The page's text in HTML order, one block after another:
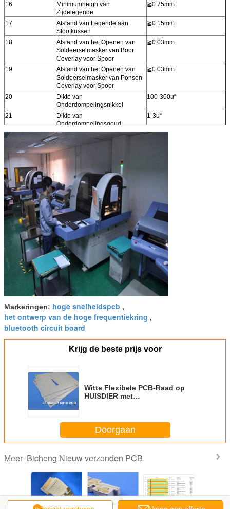
16
Minimumheigh van
Zijdelegende
≧0.75mm
17
Afstand van Legende aan
Stootkussen
≧0.15mm
18
Afstand van het Openen van
Soldeerselmasker van Boor
Coverlay voor Spoor
≧0.03mm
19
Afstand van het Openen van
Soldeerselmasker van Ponsen
Coverlay voor Spoor
≧0.03mm
20
Dikte van
Onderdompelingsnikkel
100-300u“
21
Dikte van
Onderdompelingsgoud
1-3u“
22
Thicnkess van
Onderdompelingstin
150-400u“
Stootkussen
24
Minimumtolerantie van
Overzicht (de Normale Stempel
van de Staalvorm)
25
Minimumtolerantie van
Overzicht (de Vormstempel van
het Precisiestaal)
±0.05mm
26
Mininumstraal van Schuine
randhoek (Overzicht)
0.2mm
Stiffnermateriaal
Pi, Fr-4, 3M Adhesive,
HUISDIER, Staalplaat
RoHs
De Kleur van het
Geel, Wit, Zwart, Groen
Markeringen: hoge snelheidspcb ,
het ontwerp van de hoge frequentiekring ,
bluetooth circuit board
Krijg de beste prijs voor
Witte Flexibele PCB-Raad op
HUISDIER met
Printer
Doorgaan
Meer Bicheng Nieuw verzonden PCB